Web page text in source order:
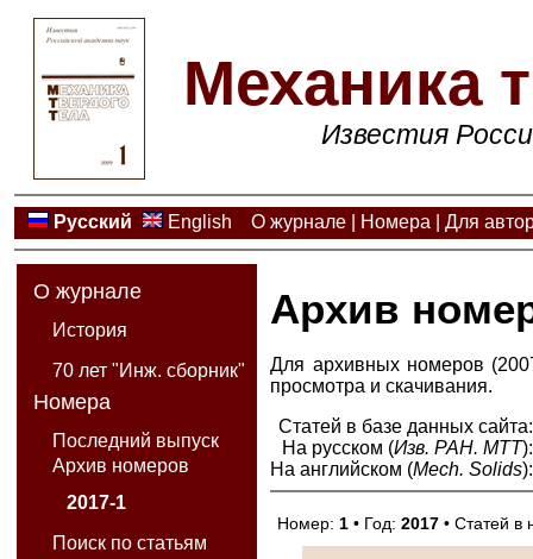
Механика
Известия
Русский English О журнале| Номера Для
О журнале
История
70 лет "Инж. сборник"
Номера
Последний выпуск
Архив номеров
2017-1
Поиск по статьям
Архив
Для архивных номеров
просмотра и скачивания.
Статей в базе данных сайта:
На русском (Изв. РАН. МТТ):
На английском (Mech. Solids):
Номер: 1 • Год:2017 • Статей